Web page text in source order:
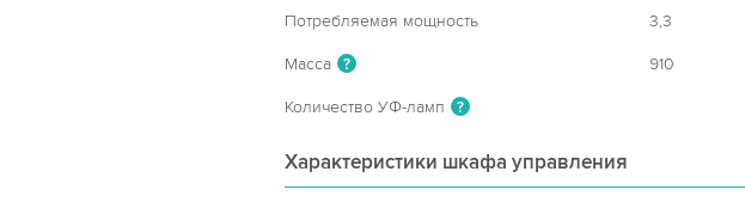
Потребляемая мощность 3,3
Масса ? 910
Количество УФ-ламп ?
Характеристики шкафа управления